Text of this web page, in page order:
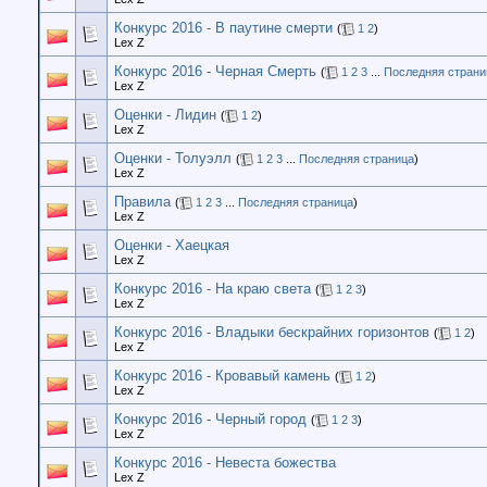
Конкурс 2016 - В паутине смерти ( 1 2)
Lex Z
Конкурс 2016 - Черная Смерть ( 1 2 3
Последняя
Lex Z
Оценки - Лидин ( 1 2)
Lex Z
Оценки - Толуэлл ( 1 2 3 Последняя страница)
Lex Z
Правила ( 1 2 3 Последняя страница)
Lex Z
Оценки - Хаецкая
Lex Z
Конкурс 2016 - На краю света ( 1 2 3)
Lex Z
Конкурс 2016 - Владыки бескрайних горизонтов ( 1 2)
Lex Z
Конкурс 2016 - Кровавый камень ( 1 2)
Lex Z
Конкурс 2016 - Черный город ( 1 2 3)
Lex Z
Конкурс 2016 - Невеста божества
Lex Z